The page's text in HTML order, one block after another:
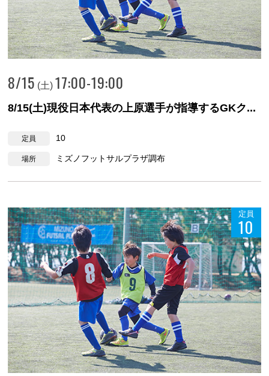
8/15 (土) 17:00-19:00
8/15(土)現役日本代表の上原選手が指導するGKク...
定員 10
場所 ミズノフットサルプラザ調布
定員
10